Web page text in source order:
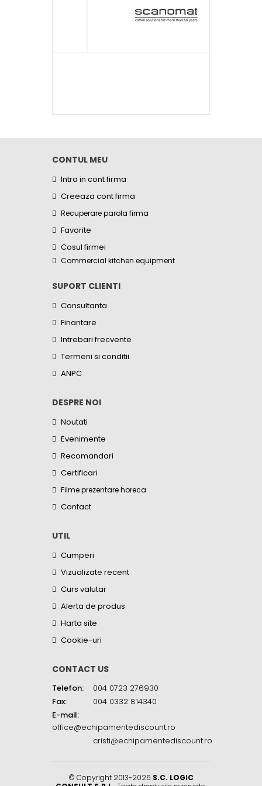
CONTUL MEU
Intra in cont firma
Creeaza cont firma
Recuperare parola firma
Favorite
Cosul firmei
Commercial kitchen equipment
SUPORT CLIENTI
Consultanta
Finantare
Intrebari frecvente
Termeni si conditii
ANPC
DESPRE NOI
Noutati
Evenimente
Recomandari
Certificari
Filme prezentare horeca
Contact
UTIL
Cumperi
Vizualizate recent
Curs valutar
Alerta de produs
Harta site
Cookie-uri
CONTACT US
Telefon:
004 0723 276930
Fax:
004 0332 814340
E-mail:
office@echipamentediscount.ro
cristi@echipamentediscount.ro
© Copyright 2013-2026 S.C. LOGIC